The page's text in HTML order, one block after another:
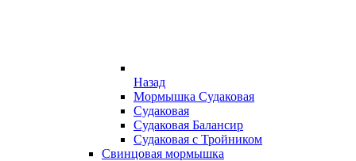
Назад
Мормышка Судаковая
Судаковая
Судаковая Балансир
Судаковая с Тройником
Свинцовая мормышка